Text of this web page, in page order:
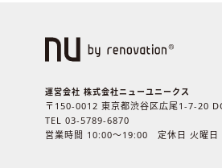
運営会社 株式会社ニューユニークス
〒150-0012 東京都渋谷区広尾1-7-20
TEL 03-5789-6870
営業時間 10:00〜19:00 定休日 火曜日